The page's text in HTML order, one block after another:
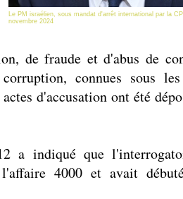
Le PM israélien, sous mandat d'arrêt international par la
novembre 2024
de fraude et d'abus de
connues sous
d'accusation ont été
a indiqué que
4000 et avait